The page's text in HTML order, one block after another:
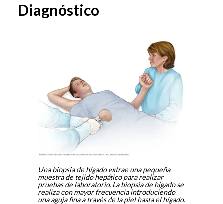
Diagnóstico
Una biopsia de hígado extrae una pequeña
muestra de tejido hepático para realizar
pruebas de laboratorio. La biopsia de hígado se
realiza con mayor frecuencia introduciendo
una aguja fina a través de la piel hasta el hígado.